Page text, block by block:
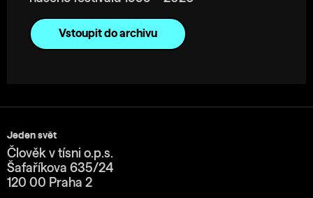
Vstoupit do archivu
Jeden svět
Člověk v tísni o.p.s.
Šafaříkova 635/24
120 00 Praha 2